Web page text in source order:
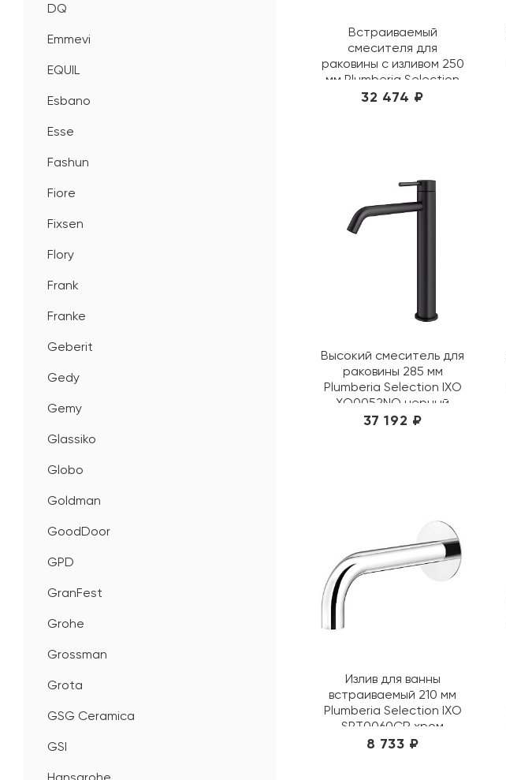
DQ
Emmevi
EQUIL
Esbano
Esse
Fashun
Fiore
Fixsen
Flory
Frank
Franke
Geberit
Gedy
Gemy
Glassiko
Globo
Goldman
GoodDoor
GPD
GranFest
Grohe
Grossman
Grota
GSG Ceramica
GSI
Встраиваемый
смесителя для
раковины с изливом 250
мм Plumberia Selection
IXO KITXO1135GR250
32 474 ₽
Высокий смеситель для
раковины 285 мм
Plumberia Selection IXO
XO0052NO черный
37 192 ₽
Излив для ванны
встраиваемый 210 мм
Plumberia Selection IXO
SPT0060CR хром
8 733 ₽